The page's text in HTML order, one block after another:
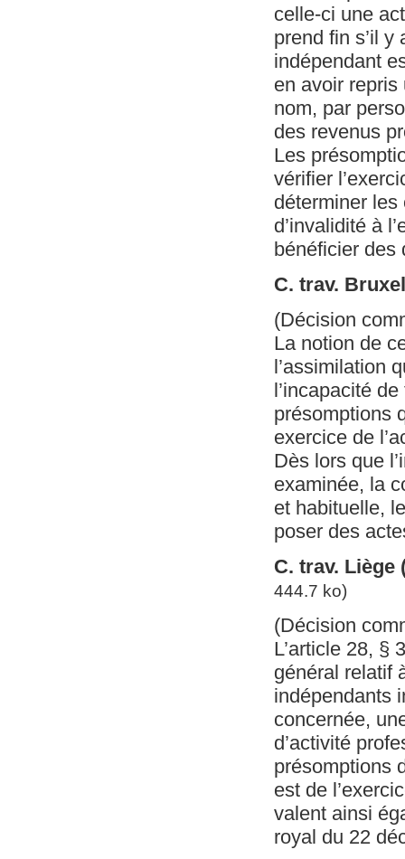
celle-ci une
prend fin s’il y
indépendant
en avoir
nom, par
des revenus
Les
vérifier
déterminer les
d’invalidité à
bénéficier des
C. trav.
(Décision
La notion de
l’assimilation
l’incapacité
présomptions
exercice de
Dès lors que
examinée, la
et habituelle,
poser des
C. trav. Liège
444.7 ko)
(Décision
L’article 28, §
général relatif
indépendants
concernée,
d’activité
présomptions
est de
valent ainsi
royal du 22